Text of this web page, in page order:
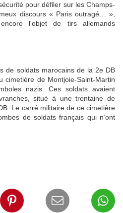
pour défiler sur les Champs-
discours « Paris outragé… »,
l'objet de tirs allemands
de soldats marocains de la 2e DB
cimetière de Montjoie-Saint-Martin
nazis. Ces soldats avaient
situé à une trentaine de
Le carré militaire de ce cimetière
de soldats français qui n’ont